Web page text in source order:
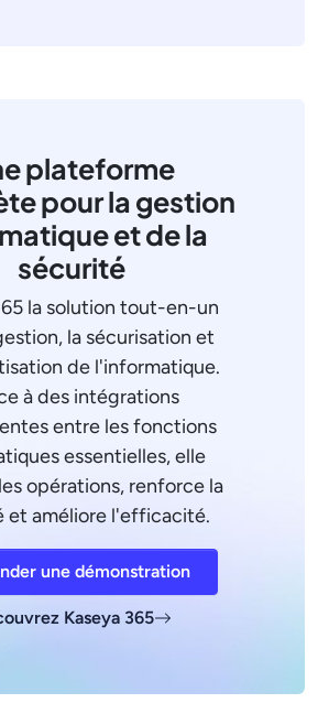
plateforme
pour la gestion
et de la
sécurité
la solution tout-en-un
la sécurisation et
de l'informatique.
à des intégrations
entre les fonctions
essentielles, elle
opérations, renforce la
et améliore l'efficacité.
une démonstration
Kaseya 365